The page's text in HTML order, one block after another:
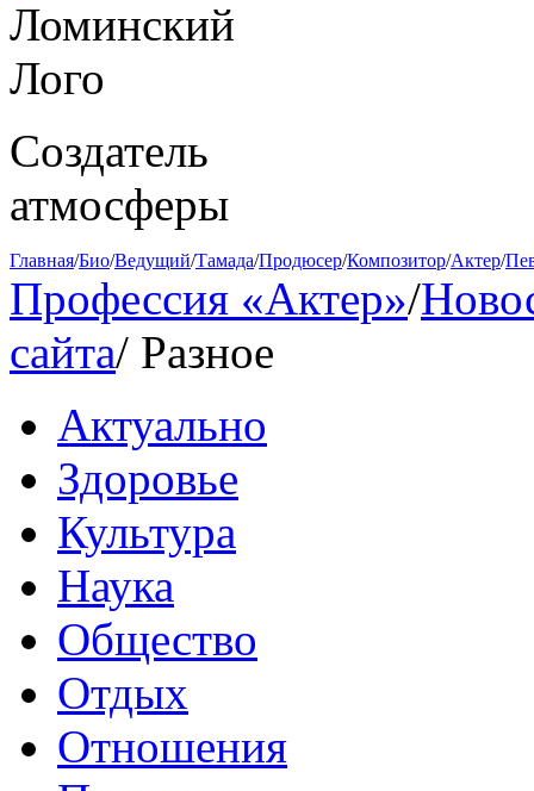
Создатель
атмосферы
Главная/Био/Ведущий/Тамада/Продюсер/Композитор/Актер/
Профессия «Актер»/
сайта/ Разное
Актуально
Здоровье
Культура
Наука
Общество
Отдых
Отношения